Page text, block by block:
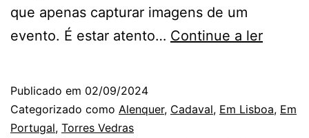
que apenas capturar imagens de um
evento. É estar atento… Continue a lerNa
Publicado em 02/09/2024
Categorizado como Alenquer, Cadaval, Em Lisboa, Em
Portugal, Torres Vedras